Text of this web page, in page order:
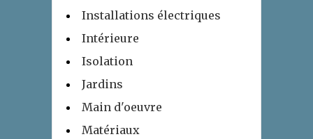
Installations électriques
Intérieure
Isolation
Jardins
Main d'oeuvre
Matériaux